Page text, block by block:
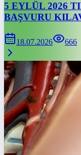
5 EYLÜL 2026
BAŞVURU
18.07.2026 666